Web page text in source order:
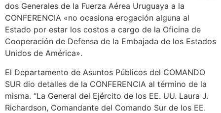
dos Generales de la Fuerza Aérea Uruguaya a la
CONFERENCIA «no ocasiona erogación alguna al
Estado por estar los costos a cargo de la Oficina de
Cooperación de Defensa de la Embajada de los Estados
Unidos de América».
El Departamento de Asuntos Públicos del COMANDO
SUR dio detalles de la CONFERENCIA al término de la
misma. “La General del Ejército de los EE. UU. Laura J.
Richardson, Comandante del Comando Sur de los EE.